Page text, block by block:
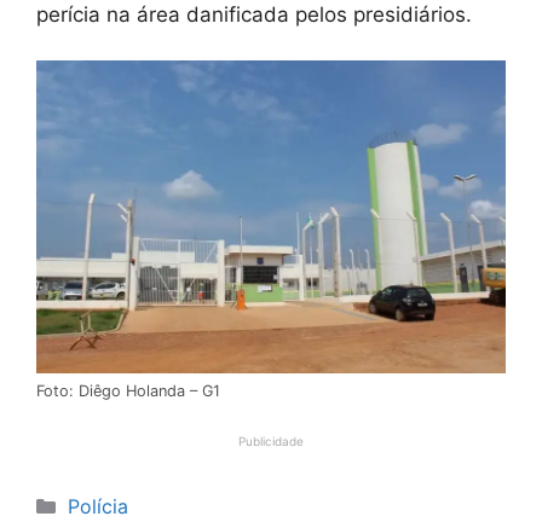
perícia na área danificada pelos presidiários.
Foto: Diêgo Holanda – G1
Publicidade
Categorias
Polícia